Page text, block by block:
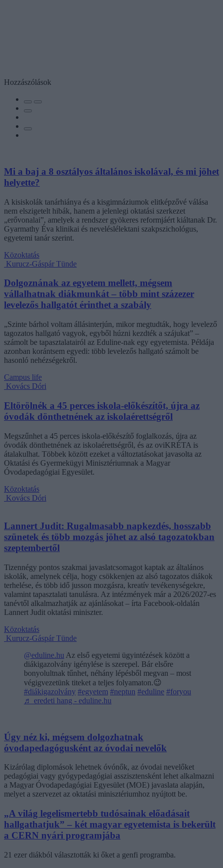
Hozzászólások
Mi a baj a 8 osztályos általános iskolával, és mi jöhet
helyette?
A kisiskolák tanárhiánya és a kisgimnáziumok elitképzővé válása
nem elszigetelt hibák, hanem a jelenlegi oktatási szerkezet
„erővonalai”, amelyek a rendszer gyökeres reformjáért kiáltanak Dr.
Gyarmathy Éva klinikai és neveléslélektani szakpszichológus,
egyetemi tanár szerint.
Közoktatás
Kurucz-Gáspár Tünde
Dolgoznának az egyetem mellett, mégsem
vállalhatnak diákmunkát – több mint százezer
levelezős hallgatót érinthet a szabály
„Szinte bárhol voltam állásinterjún, mikor megtudták, hogy levelező
tagozatos hallgató vagyok, egyből húzni kezdték a szájukat” –
számolt be tapasztalatairól az Eduline-nak egy egyetemista. Példája
azonban korántsem egyedi: több levelezős hallgató számolt be
hasonló nehézségekről.
Campus life
Kovács Dóri
Eltörölnék a 45 perces iskola-előkészítőt, újra az
óvodák dönthetnének az iskolaérettségről
Megszűnhet a 45 perces iskola-előkészítő foglalkozás, újra az
óvodák dönthetnének az iskolaérettségről, és az oviKRÉTA is
átalakulhat. Többek között ezeket a változtatásokat javasolta az
Oktatási és Gyermekügyi Minisztériumnak a Magyar
Óvodapedagógiai Egyesület.
Közoktatás
Kovács Dóri
Lannert Judit: Rugalmasabb napkezdés, hosszabb
szünetek és több mozgás jöhet az alsó tagozatokban
szeptembertől
Tizennégy pontos szakmai javaslatcsomagot kaptak az általános
iskolák, amelynek célja, hogy csökkenjen az alsó tagozatos diákok
terhelése, és több idő jusson mozgásra, kreatív tevékenységekre,
valamint tapasztalati tanulásra. Az intézmények már a 2026/2027-es
tanévtől alkalmazhatják az ajánlásokat – írta Facebook-oldalán
Lannert Judit oktatási miniszter.
Közoktatás
Kurucz-Gáspár Tünde
@eduline.hu Az első egyetemi ügyintézések között a
diákigazolvány igénylése is szerepel. Bár elsőre
bonyolultnak tűnhet, néhány lépésből megvan – most
végigvezetünk titeket a teljes folyamaton.😉
#diákigazolvány #egyetem #neptun #eduline #foryou
♬ eredeti hang - eduline.hu
Úgy néz ki, mégsem dolgozhatnak
óvodapedagógusként az óvodai nevelők
Kizárólag diplomások lehetnek óvónők, az óvodai nevelőket
pedagógiai vagy gyógypedagógiai asszisztensként lehet alkalmazni
a Magyar Óvodapedagógiai Egyesület (MOE) javaslata alapján,
melyet a szervezet az oktatási minisztériumhoz nyújtott be.
„A világ legelismertebb tudósainak előadásait
hallgathatjuk” – két magyar egyetemista is bekerült
a CERN nyári programjába
21 ezer diákból választották ki őket a genfi programba.